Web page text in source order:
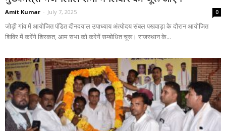
Amit Kumar - July 7, 2025 0
जोड़ी गांव में आयोजित पंडित दीनदयाल उपाध्याय अंत्योदय संबल पखवाड़ा के दौरान आयोजित
शिविर में करेंगे शिरकत, आम सभा को करेगें सम्बोधित चूरू। राजस्थान के...